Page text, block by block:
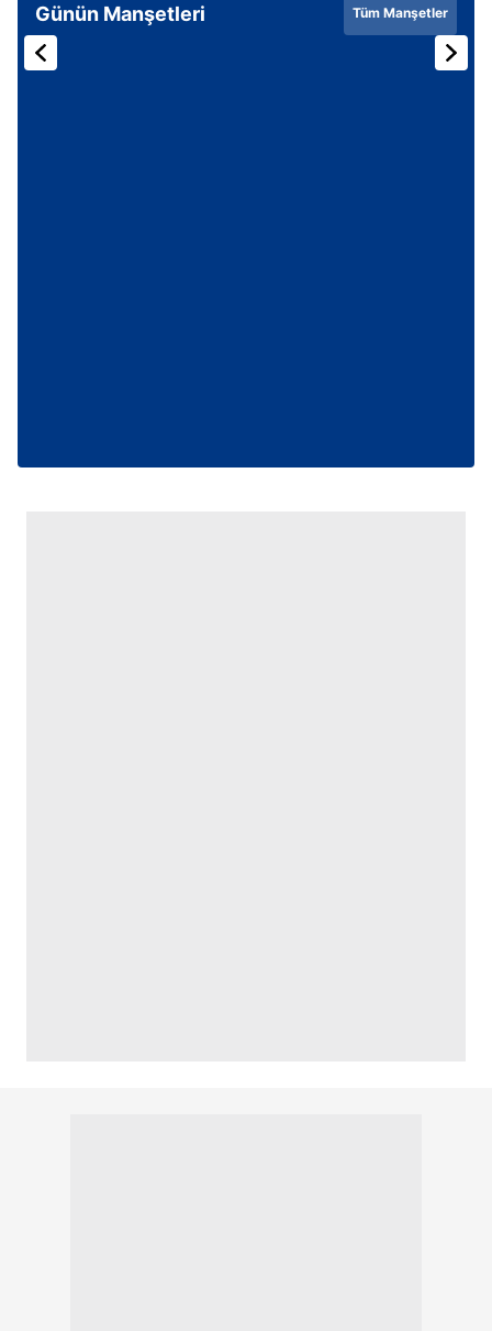
Günün Manşetleri Tüm Manşetler